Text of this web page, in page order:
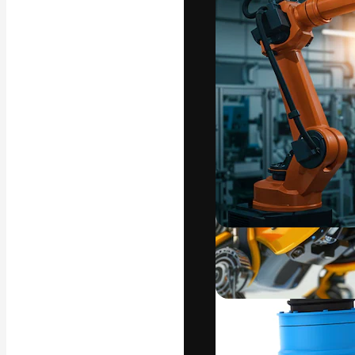
La plateforme
vos meilleurs
d’abonnés :
studios.
Français
Copyright © 2010-